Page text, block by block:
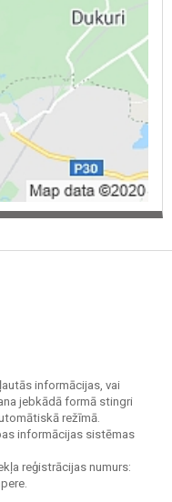
informācijas, vai
jebkādā formā stingri
režīmā.
informācijas sistēmas
reģistrācijas numurs: